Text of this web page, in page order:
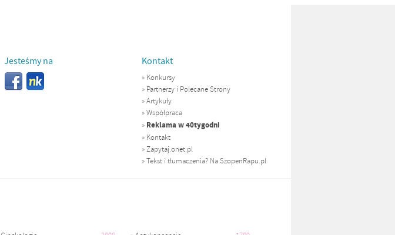
Jesteśmy na Kontakt
» Konkursy
» Partnerzy i Polecane Strony
»Artykuły
»Współpraca
» Reklama w 40tygodni
» Kontakt
»Zapytaj.onet.pl
»Tekst i tłumaczenia? Na SzopenRapu.pl